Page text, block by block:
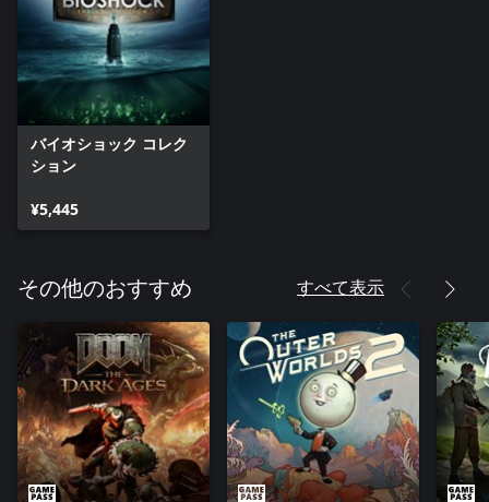
バイオショック コレク
ション
¥5,445
その他のおすすめ すべて表示